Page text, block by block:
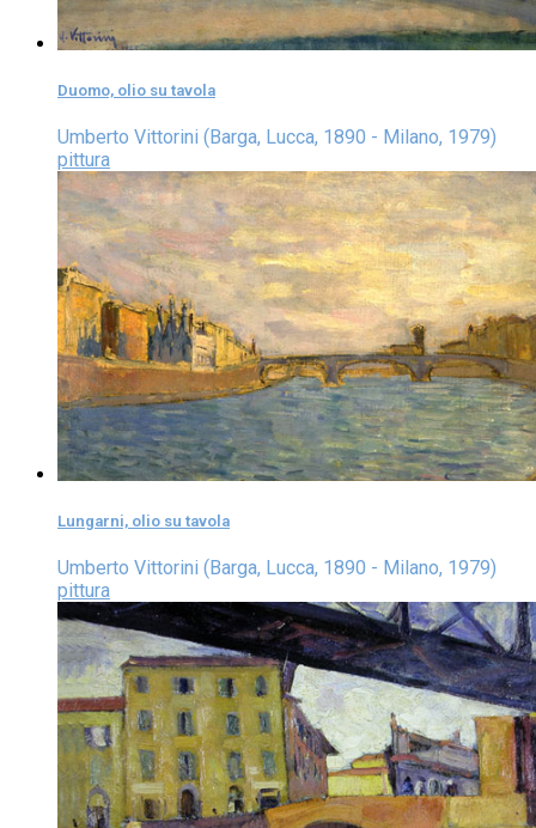
Duomo, olio su tavola
Umberto Vittorini (Barga, Lucca, 1890 - Milano, 1979)
pittura
Lungarni, olio su tavola
Umberto Vittorini (Barga, Lucca, 1890 - Milano, 1979)
pittura